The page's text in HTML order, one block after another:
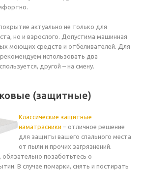
актуально не только для
но и взрослого. Допустима машинная
моющих средств и отбеливателей. Для
использовать два
другой – на смену.
(защитные)
Классические защитные
наматрасники – отличное решение
для защиты вашего спального места
от пыли и прочих загрязнений.
позаботьтесь о
В случае помарки, снять и постирать